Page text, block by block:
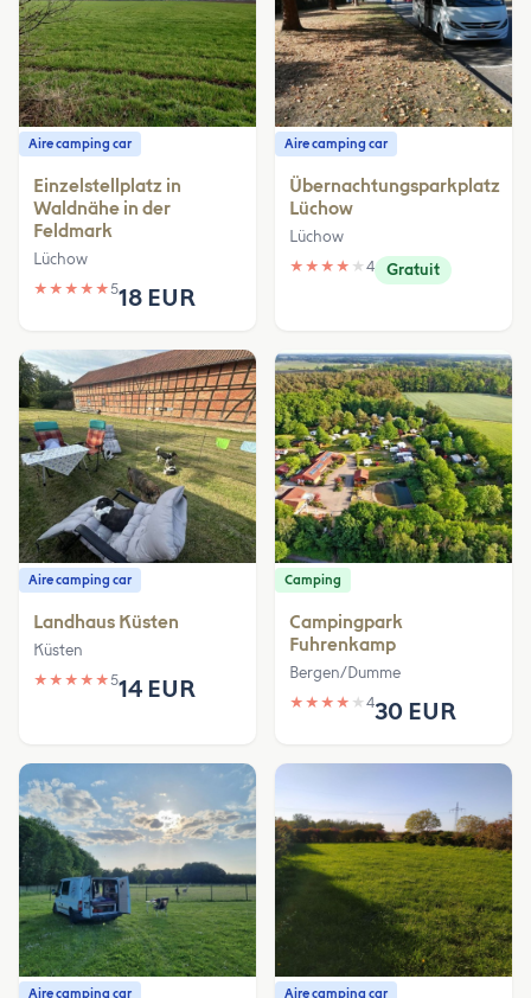
Aire camping car
Einzelstellplatz in
Waldnähe in der
Feldmark
Lüchow
★ ★ ★ ★ ★518 EUR
Aire camping car
Übernachtungsparkplatz
Lüchow
Lüchow
★ ★ ★ ★ ★ 4 Gratuit
Aire camping car
Landhaus Küsten
Küsten
★ ★ ★ ★ ★514 EUR
Camping
Campingpark
Fuhrenkamp
Bergen/Dumme
★ ★ ★ ★ ★ 430 EUR
Aire camping car Aire camping car